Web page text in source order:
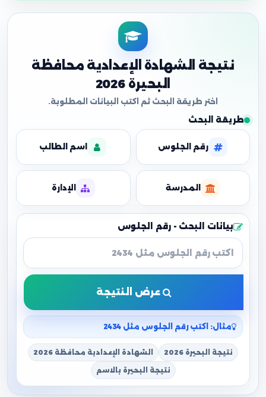
نتيجة الشهادة الإعدادية محافظة
البحيرة 2026
طريقة البحث
رقم الجلوس اسم الطالب
المدرسة الإدارة
بيانات البحث - رقم الجلوس
عرض النتيجة
مثال: اكتب رقم الجلوس مثل 2434
نتيجة البحيرة 2026 الشهادة الإعدادية محافظة 2026
نتيجة البحيرة بالاسم